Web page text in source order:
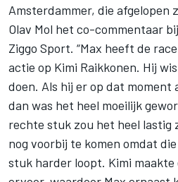
Amsterdammer, die afgelopen
Olav Mol het co-commentaar
Ziggo Sport. “Max heeft de
actie op Kimi Raikkonen. Hij
doen. Als hij er op dat moment
dan was het heel moeilijk
rechte stuk zou het heel lastig
nog voorbij te komen omdat
stuk harder loopt. Kimi